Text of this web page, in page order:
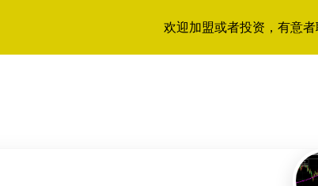
欢迎加盟或者投资，有意